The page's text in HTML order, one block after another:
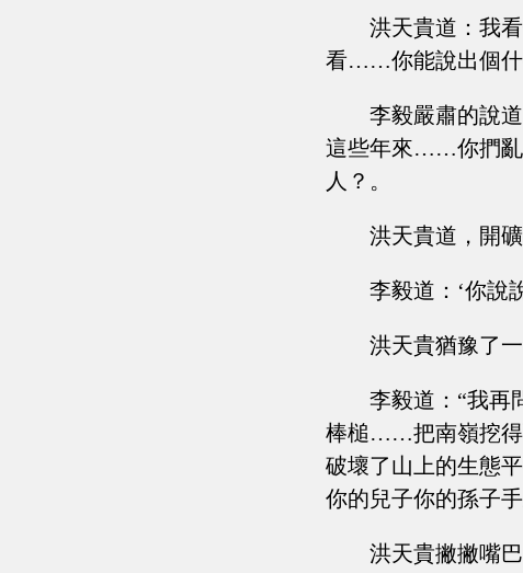
洪天貴道：我
看……你能說出個什
李毅嚴肅的說
這些年來……你捫亂
人？。
洪天貴道，開
李毅道：‘你說
洪天貴猶豫了
李毅道：“我再
棒槌……把南嶺挖得
破壞了山上的生態
你的兒子你的孫子
洪天貴撇撇嘴